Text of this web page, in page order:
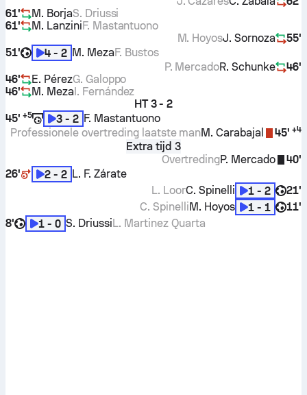
61'
M. BorjaS. Driussi
61'
M. LanziniF. Mastantuono
55'
J. Sornoza
M. Hoyos
51'
4 - 2 M. MezaF. Bustos
46'
R. Schunke
P. Mercado
46'
E. PérezG. Galoppo
46'
M. MezaI. Fernández
HT 3 - 2
45' +5 3 - 2 F. Mastantuono
45' +4
M. Carabajal
Professionele overtreding laatste man
Extra tijd 3
40'
P. Mercado
Overtreding
26'
2 - 2 L. F. Zárate
21'
1 - 2
C. Spinelli
L. Loor
11'
1 - 1
M. Hoyos
C. Spinelli
8'
1 - 0 S. DriussiL. Martinez Quarta